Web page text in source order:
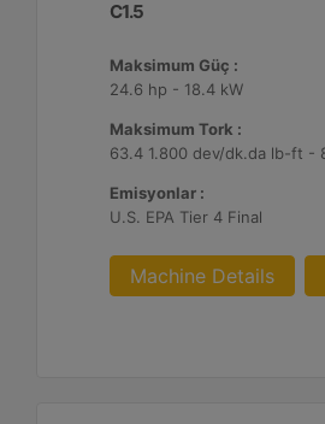
C1.5
Maksimum Güç :
24.6 hp - 18.4 kW
Maksimum Tork :
Emisyonlar :
U.S. EPA Tier 4 Final
Machine Details